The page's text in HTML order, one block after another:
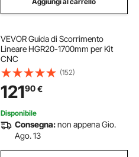
VEVOR Guida di Scorrimento
Lineare HGR20-1700mm per Kit
CNC
(152)
12190€
Disponibile
Consegna:non appena Gio.
Ago. 13